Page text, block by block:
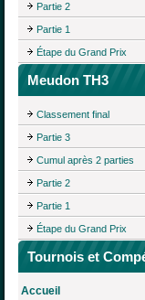
Partie 2
Partie 1
Étape du Grand Prix
Meudon TH3
Classement final
Partie 3
Cumul après 2 parties
Partie 2
Partie 1
Étape du Grand Prix
Tournois et
Accueil